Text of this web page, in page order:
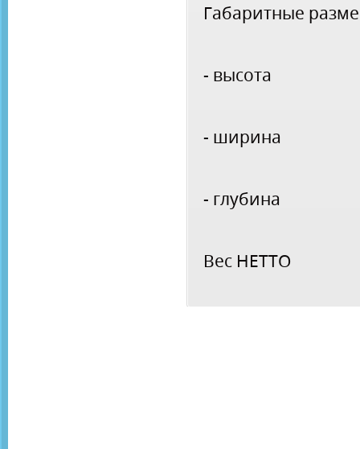
Габаритные
- высота
- ширина
- глубина
Вес НЕТТО